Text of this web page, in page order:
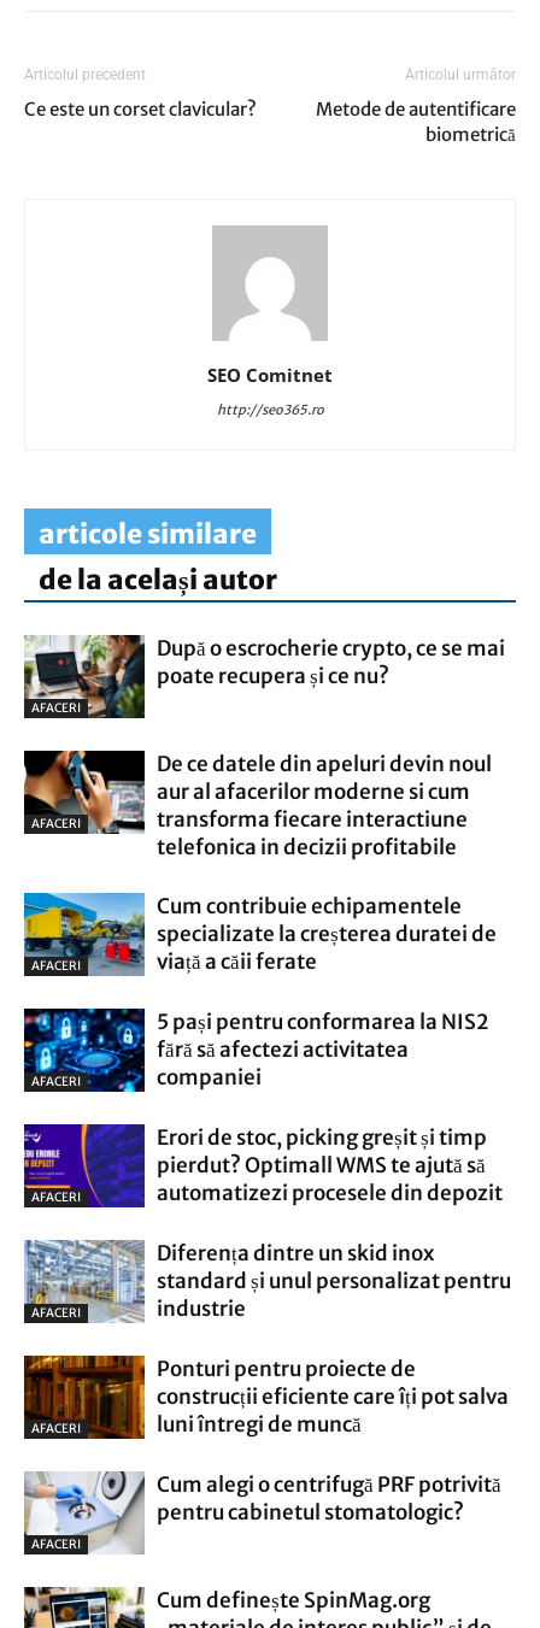
Articolul precedent
Ce este un corset clavicular?
Articolul următor
Metode de autentificare
biometrică
SEO Comitnet
http://seo365.ro
articole similare
de la același autor
AFACERI
După o escrocherie crypto, ce se mai
poate recupera și ce nu?
AFACERI
De ce datele din apeluri devin noul
aur al afacerilor moderne si cum
transforma fiecare interactiune
telefonica in decizii profitabile
AFACERI
Cum contribuie echipamentele
specializate la creșterea duratei de
viață a căii ferate
AFACERI
5 pași pentru conformarea la NIS2
fără să afectezi activitatea
companiei
AFACERI
Erori de stoc, picking greșit și timp
pierdut? Optimall WMS te ajută să
automatizezi procesele din depozit
AFACERI
Diferența dintre un skid inox
standard și unul personalizat pentru
industrie
AFACERI
Ponturi pentru proiecte de
construcții eficiente care îți pot salva
luni întregi de muncă
AFACERI
Cum alegi o centrifugă PRF potrivită
pentru cabinetul stomatologic?
Cum definește SpinMag.org